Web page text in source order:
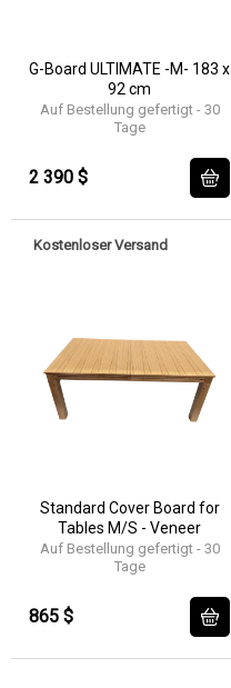
G-Board ULTIMATE -M- 183 x
92 cm
Auf Bestellung gefertigt - 30
Tage
2 390 $
Kostenloser Versand
Standard Cover Board for
Tables M/S - Veneer
Auf Bestellung gefertigt - 30
Tage
865 $